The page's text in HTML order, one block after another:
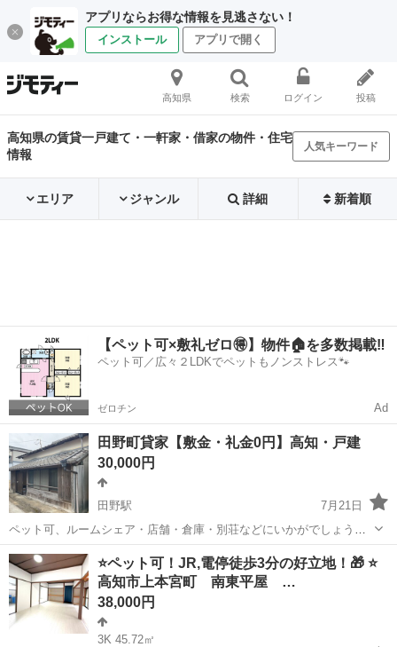
アプリならお得な情報を見逃さない！
インストール アプリで開く
高知県 検索 ログイン 投稿
高知県の賃貸一戸建て・一軒家・借家の物件・住宅
情報
人気キーワード
エリア ジャンル 詳細 新着順
【ペット可×敷礼ゼロ🉐】物件🏠を多数掲載‼️
ペット可／広々２LDKでペットもノンストレス🐾
ゼロチン Ad
田野町貸家【敷金・礼金0円】高知・戸建
30,000円
田野駅
7月21日
ペット可、ルームシェア・店舗・倉庫・別荘などにいかがでしょうか
♩高知 安芸郡 田野駅 一戸建て
⭐️ペット可！JR,電停徒歩3分の好立地！🎁 ⭐️
高知市上本宮町 南東平屋 …
38,000円
3K 45.72㎡